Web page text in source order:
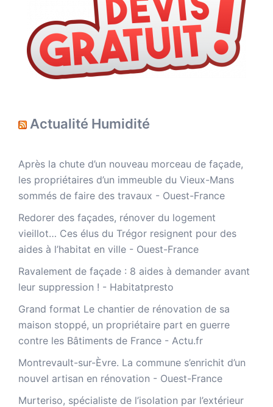
Actualité Humidité
Après la chute d’un nouveau morceau de façade,
les propriétaires d’un immeuble du Vieux-Mans
sommés de faire des travaux - Ouest-France
Redorer des façades, rénover du logement
vieillot… Ces élus du Trégor resignent pour des
aides à l’habitat en ville - Ouest-France
Ravalement de façade : 8 aides à demander avant
leur suppression ! - Habitatpresto
Grand format Le chantier de rénovation de sa
maison stoppé, un propriétaire part en guerre
contre les Bâtiments de France - Actu.fr
Montrevault-sur-Èvre. La commune s’enrichit d’un
nouvel artisan en rénovation - Ouest-France
Murteriso, spécialiste de l’isolation par l’extérieur